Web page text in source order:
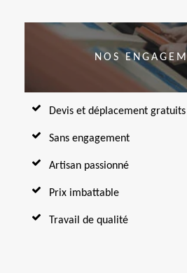
NOS
Devis et déplacement gratuits
Sans engagement
Artisan passionné
Prix imbattable
Travail de qualité